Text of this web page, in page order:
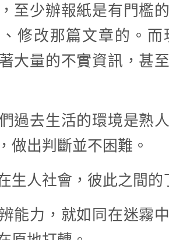
至少辦報紙是有門檻
修改那篇文章的。
大量的不實資訊，甚
過去生活的環境是熟
做出判斷並不困難。
生人社會，彼此之間
能力，就如同在迷霧